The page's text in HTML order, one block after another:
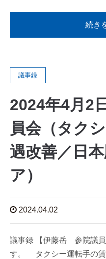
続き
議事録
2024年4月2
員会（タク
遇改善／日
ア）
2024.04.02
議事録 【伊藤岳 参院議
す。 タクシー運転手の賃